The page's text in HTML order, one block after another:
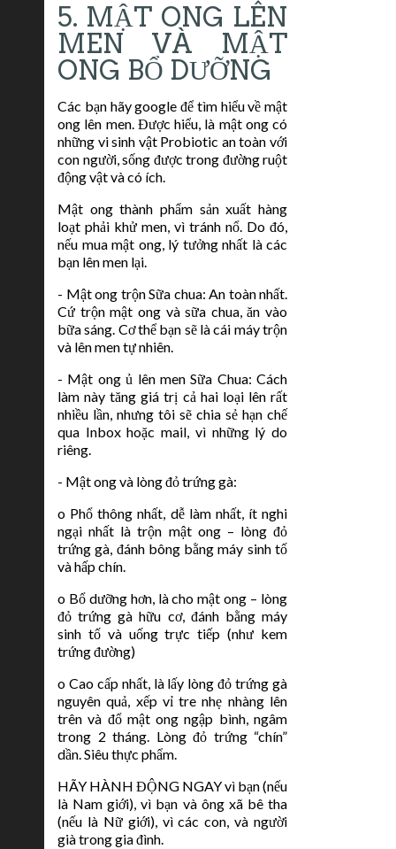
5. MẬT ONG LÊN
MEN VÀ MẬT
ONG BỔ DƯỠNG
Các bạn hãy google để tìm hiểu về mật
ong lên men. Được hiểu, là mật ong có
những vi sinh vật Probiotic an toàn với
con người, sống được trong đường ruột
động vật và có ích.
Mật ong thành phẩm sản xuất hàng
loạt phải khử men, vì tránh nổ. Do đó,
nếu mua mật ong, lý tưởng nhất là các
bạn lên men lại.
- Mật ong trộn Sữa chua: An toàn nhất.
Cứ trộn mật ong và sữa chua, ăn vào
bữa sáng. Cơ thể bạn sẽ là cái máy trộn
và lên men tự nhiên.
- Mật ong ủ lên men Sữa Chua: Cách
làm này tăng giá trị cả hai loại lên rất
nhiều lần, nhưng tôi sẽ chia sẻ hạn chế
qua Inbox hoặc mail, vì những lý do
riêng.
- Mật ong và lòng đỏ trứng gà:
o Phổ thông nhất, dễ làm nhất, ít nghi
ngại nhất là trộn mật ong – lòng đỏ
trứng gà, đánh bông bằng máy sinh tố
và hấp chín.
o Bổ dưỡng hơn, là cho mật ong – lòng
đỏ trứng gà hữu cơ, đánh bằng máy
sinh tố và uống trực tiếp (như kem
trứng đường)
o Cao cấp nhất, là lấy lòng đỏ trứng gà
nguyên quả, xếp vỉ tre nhẹ nhàng lên
trên và đổ mật ong ngập bình, ngâm
trong 2 tháng. Lòng đỏ trứng “chín”
dần. Siêu thực phẩm.
HÃY HÀNH ĐỘNG NGAY vì bạn (nếu
là Nam giới), vì bạn và ông xã bê tha
(nếu là Nữ giới), vì các con, và người
già trong gia đình.